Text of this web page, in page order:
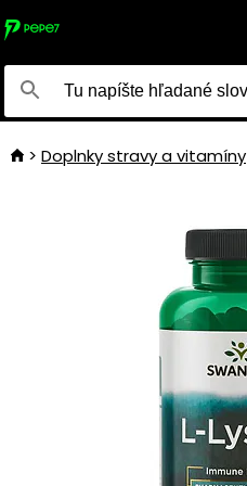
Doplnky stravy a vitamíny